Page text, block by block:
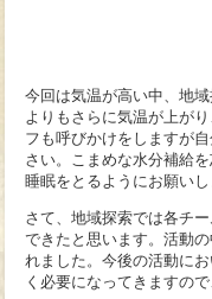
今回は気温が高い中、地
よりもさらに気温が上が
フも呼びかけをしますが
さい。こまめな水分補給
睡眠をとるようにお願いし
さて、地域探索では各チ
できたと思います。活動
れました。今後の活動に
く必要になってきますの